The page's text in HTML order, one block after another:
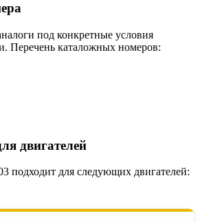
под конкретные условия
Перечень каталожных номеров:
двигателей
подходит для следующих двигателей: